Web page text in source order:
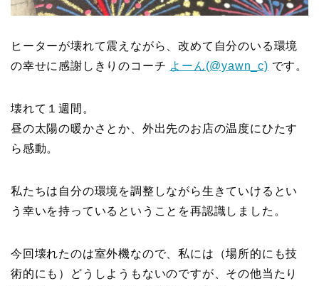
ヒーターが壊れて震えながら、改めて自分のいる環境
の幸せに感謝しきりのコーチ よーん(@yawn_c) です。
壊れて１週間。
昼の太陽の暖かさとか、外出先のお店の温度にひたす
ら感動。
私たちは自分の環境を調整しながら生きていけるとい
う幸いを持っているということを再認識しました。
今回壊れたのは室外機なので、私には（場所的にも技
術的にも）どうしようもないのですが、その他当たり